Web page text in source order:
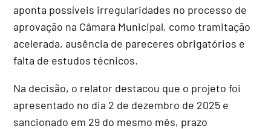
aponta possíveis irregularidades no processo de
aprovação na Câmara Municipal, como tramitação
acelerada, ausência de pareceres obrigatórios e
falta de estudos técnicos.
Na decisão, o relator destacou que o projeto foi
apresentado no dia 2 de dezembro de 2025 e
sancionado em 29 do mesmo mês, prazo